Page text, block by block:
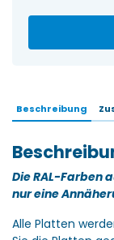
Beschreibung
Die RAL-Farben
nur eine
Alle Platten